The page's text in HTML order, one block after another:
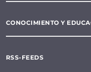
CONOCIMIENTO Y
RSS-FEEDS